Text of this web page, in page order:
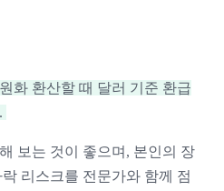
화 환산할 때 달러 기준 환급
보는 것이 좋으며, 본인의 장
리스크를 전문가와 함께 점